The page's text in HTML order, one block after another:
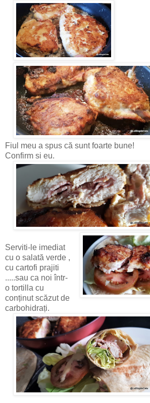
Fiul meu a spus că sunt foarte bune!
Confirm si eu.
Serviti-le imediat
cu o salată verde ,
cu cartofi prajiti
.....sau ca noi într-
o tortilla cu
conținut scăzut de
carbohidrați.